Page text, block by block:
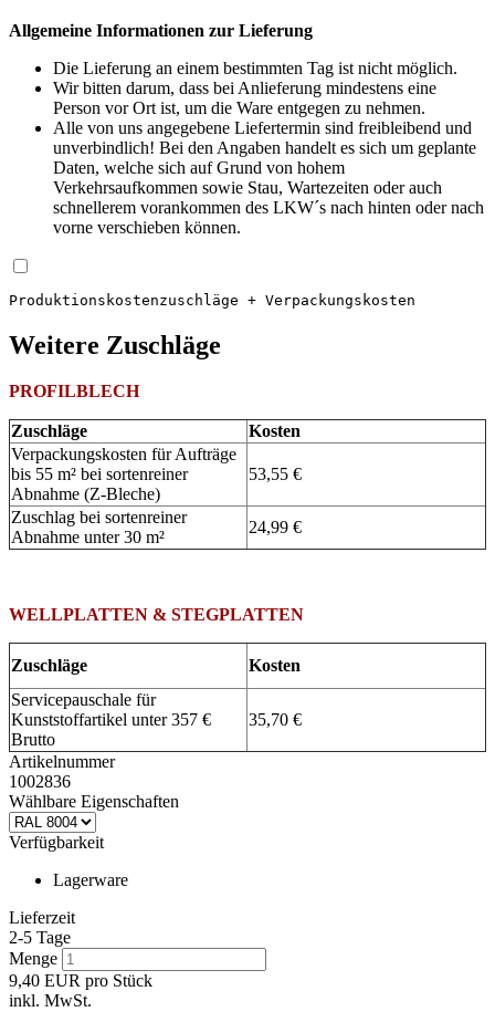
Allgemeine Informationen zur Lieferung
Die Lieferung an einem bestimmten Tag ist nicht möglich.
Wir bitten darum, dass bei Anlieferung mindestens eine
Person vor Ort ist, um die Ware entgegen zu nehmen.
Alle von uns angegebene Liefertermin sind freibleibend und
unverbindlich! Bei den Angaben handelt es sich um geplante
Daten, welche sich auf Grund von hohem
Verkehrsaufkommen sowie Stau, Wartezeiten oder auch
schnellerem vorankommen des LKW´s nach hinten oder nach
vorne verschieben können.
Produktions­kosten­zuschläge + Verpackungskosten
Weitere Zuschläge
PROFILBLECH
Zuschläge
Kosten
Verpackungskosten für Aufträge
bis 55 m² bei sortenreiner
Abnahme (Z-Bleche)
53,55 €
Zuschlag bei sortenreiner
Abnahme unter 30 m²
24,99 €
WELLPLATTEN & STEGPLATTEN
Zuschläge
Kosten
Servicepauschale für
Kunststoffartikel unter 357 €
Brutto
35,70 €
Artikelnummer
1002836
Wählbare Eigenschaften
Verfügbarkeit
Lagerware
Lieferzeit
2-5 Tage
Menge
9,40 EUR pro Stück
inkl. MwSt.